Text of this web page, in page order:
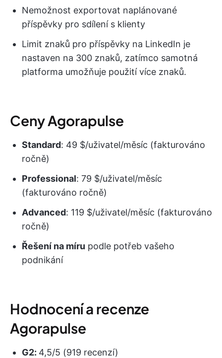
Nemožnost exportovat naplánované
příspěvky pro sdílení s klienty
Limit znaků pro příspěvky na LinkedIn je
nastaven na 300 znaků, zatímco samotná
platforma umožňuje použití více znaků.
Ceny Agorapulse
Standard: 49 $/uživatel/měsíc (fakturováno
ročně)
Professional: 79 $/uživatel/měsíc
(fakturováno ročně)
Advanced: 119 $/uživatel/měsíc (fakturováno
ročně)
Řešení na míru podle potřeb vašeho
podnikání
Hodnocení a recenze
Agorapulse
G2: 4,5/5 (919 recenzí)